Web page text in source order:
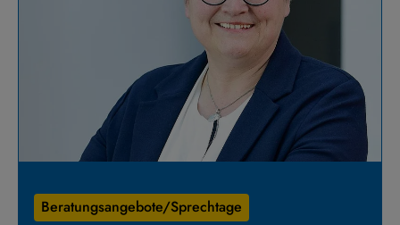
Beratungsangebote/Sprechtage